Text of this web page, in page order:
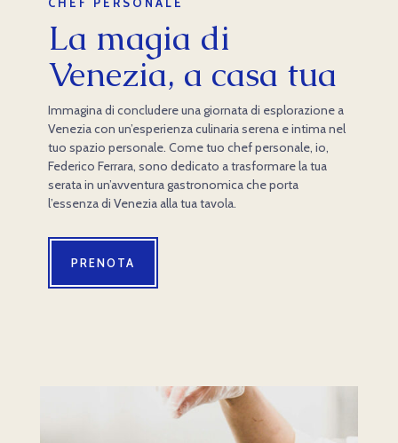
La magia di
Venezia, a casa tua
Immagina di concludere una giornata di esplorazione a
Venezia con un’esperienza culinaria serena e intima nel
tuo spazio personale. Come tuo chef personale, io,
Federico Ferrara, sono dedicato a trasformare la tua
serata in un’avventura gastronomica che porta
l’essenza di Venezia alla tua tavola.
PRENOTA